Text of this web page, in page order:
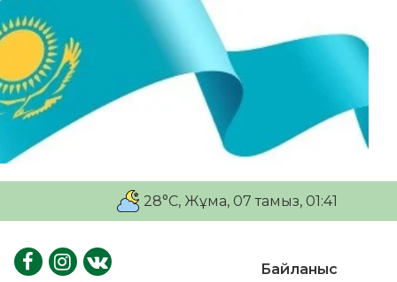
28°C, Жұма, 07 тамыз, 01:41
Байланыс